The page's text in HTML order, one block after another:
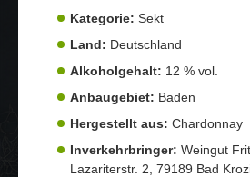
Kategorie: Sekt
Land: Deutschland
Alkoholgehalt: 12 % vol.
Anbaugebiet: Baden
Hergestellt aus: Chardonnay
Inverkehrbringer: Weingut
Lazariterstr. 2, 79189 Bad